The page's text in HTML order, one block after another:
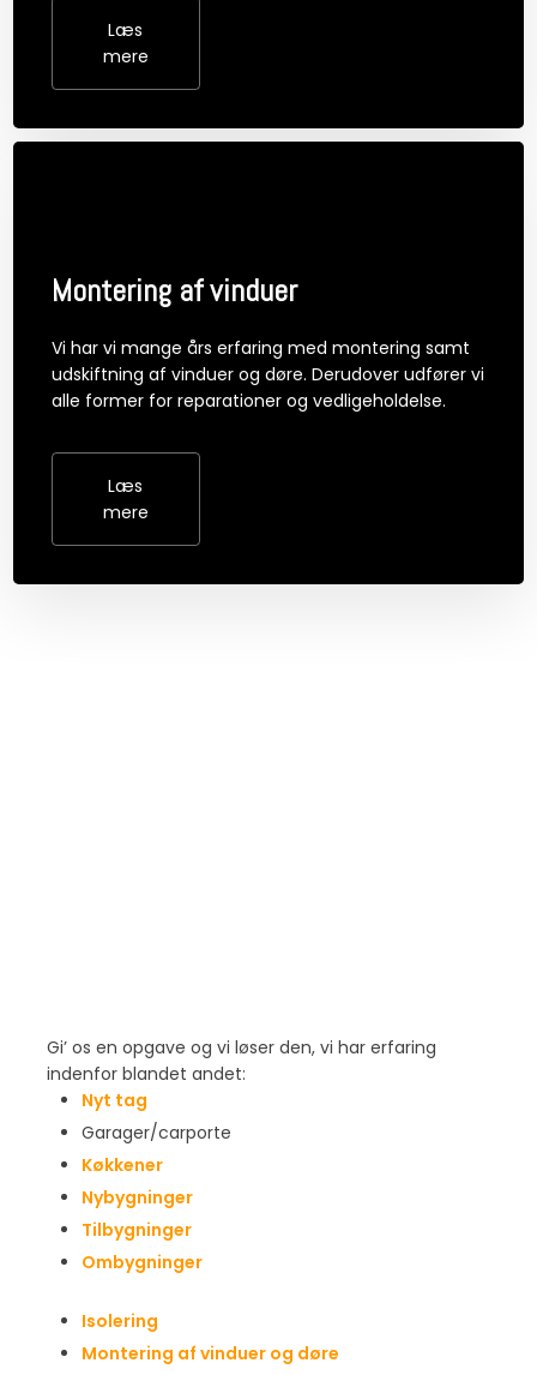
Læs
mere​
Montering af vinduer
Vi har vi mange års erfaring med montering samt
udskiftning af vinduer og døre. Derudover udfører vi
alle former for reparationer og vedligeholdelse.
Læs
mere​
​Gi’ os en opgave og vi løser den​, vi har erfaring
indenfor blandet andet:​
Nyt tag
Garager/carporte
Køkkener​
Nybygninger
Tilbygninger
Ombygninger
Isolering
Montering af vinduer og døre